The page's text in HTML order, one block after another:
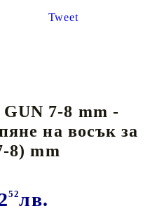
Tweet
7-8 mm -
на восък за
8) mm
52лв.